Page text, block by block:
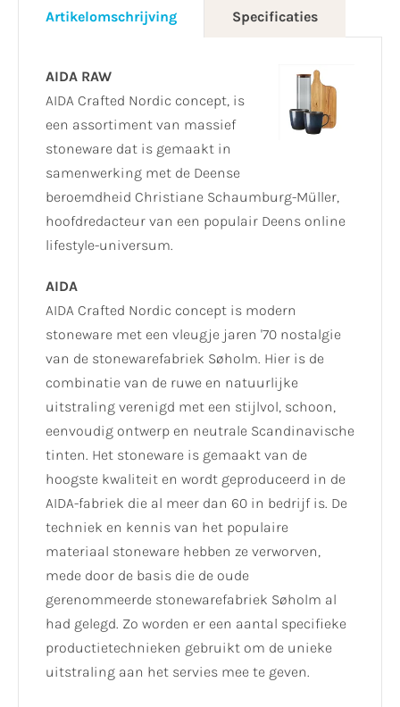
Artikelomschrijving Specificaties
AIDA RAW
AIDA Crafted Nordic concept, is
een assortiment van massief
stoneware dat is gemaakt in
samenwerking met de Deense
beroemdheid Christiane Schaumburg-Müller,
hoofdredacteur van een populair Deens online
lifestyle-universum.
AIDA
AIDA Crafted Nordic concept is modern
stoneware met een vleugje jaren '70 nostalgie
van de stonewarefabriek Søholm. Hier is de
combinatie van de ruwe en natuurlijke
uitstraling verenigd met een stijlvol, schoon,
eenvoudig ontwerp en neutrale Scandinavische
tinten. Het stoneware is gemaakt van de
hoogste kwaliteit en wordt geproduceerd in de
AIDA-fabriek die al meer dan 60 in bedrijf is. De
techniek en kennis van het populaire
materiaal stoneware hebben ze verworven,
mede door de basis die de oude
gerenommeerde stonewarefabriek Søholm al
had gelegd. Zo worden er een aantal specifieke
productietechnieken gebruikt om de unieke
uitstraling aan het servies mee te geven.